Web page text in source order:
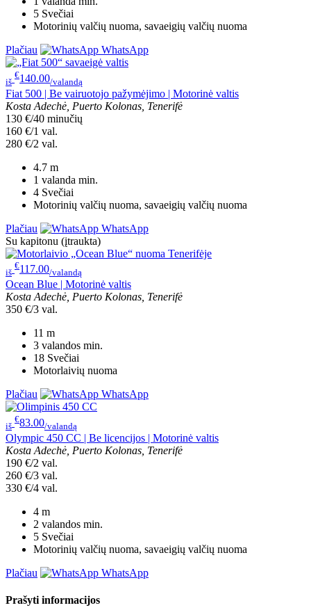
5 Svečiai
Motorinių valčių nuoma, savaeigių valčių nuoma
Plačiau
WhatsApp
iš
€140.00/valandą
Fiat 500 | Be vairuotojo pažymėjimo | Motorinė valtis
Kosta Adechė, Puerto Kolonas, Tenerifė
130 €/40 minučių
160 €/1 val.
280 €/2 val.
4.7 m
1 valanda min.
4 Svečiai
Motorinių valčių nuoma, savaeigių valčių nuoma
Plačiau
WhatsApp
Su kapitonu (įtraukta)
iš
€117.00/valandą
Ocean Blue | Motorinė valtis
Kosta Adechė, Puerto Kolonas, Tenerifė
350 €/3 val.
11 m
3 valandos min.
18 Svečiai
Motorlaivių nuoma
Plačiau
WhatsApp
iš
€83.00/valandą
Olympic 450 CC | Be licencijos | Motorinė valtis
Kosta Adechė, Puerto Kolonas, Tenerifė
190 €/2 val.
260 €/3 val.
330 €/4 val.
4 m
2 valandos min.
5 Svečiai
Motorinių valčių nuoma, savaeigių valčių nuoma
Plačiau
WhatsApp
Prašyti informacijos